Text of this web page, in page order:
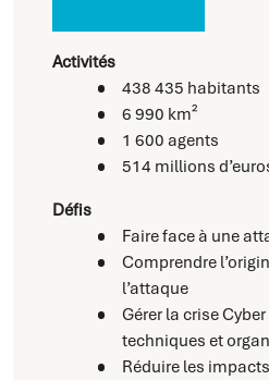
Activités
438 435 habitants
6 990 km²
1 600 agents
514 millions
Défis
Faire face à une
Comprendre
l’attaque
Gérer la crise
techniques et
Réduire les